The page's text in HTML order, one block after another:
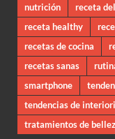
nutrición
receta
receta healthy
recetas de cocina
recetas sanas
smartphone
tendencias de
tratamientos de